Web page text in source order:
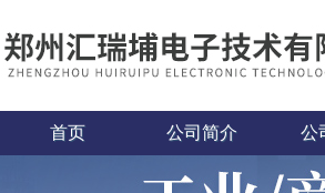
首页 公司简介 公